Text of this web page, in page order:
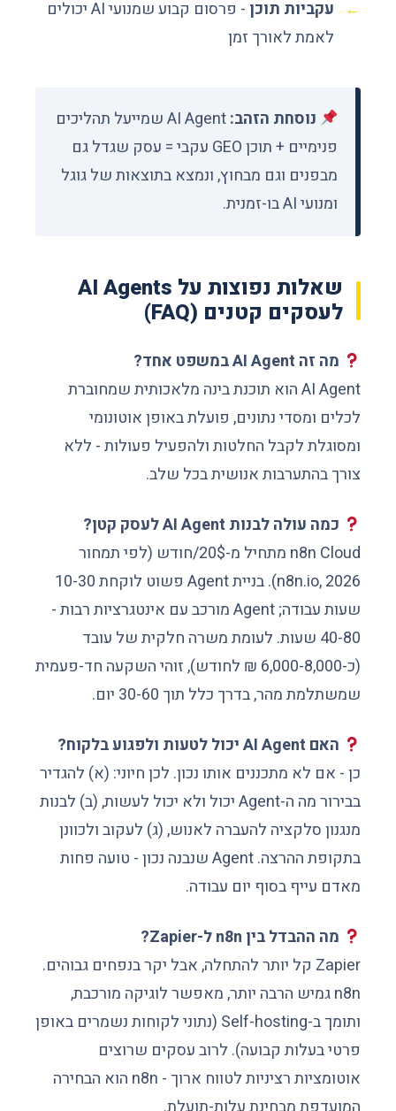
עקביות תוכן
- פרסום קבוע שמנועי AI יכולים
לאמת לאורך זמן
נוסחת הזהב:
AI Agent שמייעל תהליכים
פנימיים + תוכן GEO עקבי = עסק שגדל גם
מבפנים וגם מבחוץ, ונמצא בתוצאות של גוגל
ומנועי AI בו-זמנית.
שאלות נפוצות על AI Agents
לעסקים קטנים (FAQ)
מה זה AI Agent במשפט אחד?
AI Agent הוא תוכנת בינה מלאכותית שמחוברת
לכלים ומסדי נתונים, פועלת באופן אוטונומי
ומסוגלת לקבל החלטות ולהפעיל פעולות - ללא
צורך בהתערבות אנושית בכל שלב.
כמה עולה לבנות AI Agent לעסק קטן?
n8n Cloud מתחיל מ-20$/חודש (לפי תמחור
n8n.io, 2026). בניית Agent פשוט לוקחת 10-30
שעות עבודה; Agent מורכב עם אינטגרציות רבות -
40-80 שעות. לעומת משרה חלקית של עובד
(כ-6,000-8,000 ₪ לחודש), זוהי השקעה חד-פעמית
שמשתלמת מהר, בדרך כלל תוך 30-60 יום.
האם AI Agent יכול לטעות ולפגוע בלקוח?
כן - אם לא מתכננים אותו נכון. לכן חיוני: (א) להגדיר
בבירור מה ה-Agent יכול ולא יכול לעשות, (ב) לבנות
מנגנון סלקציה להעברה לאנוש, (ג) לעקוב ולכוונן
בתקופת ההרצה. Agent שנבנה נכון - טועה פחות
מאדם עייף בסוף יום עבודה.
מה ההבדל בין n8n ל-Zapier?
Zapier קל יותר להתחלה, אבל יקר בנפחים גבוהים.
n8n גמיש הרבה יותר, מאפשר לוגיקה מורכבת,
ותומך ב-Self-hosting (נתוני לקוחות נשמרים באופן
פרטי בעלות קבועה). לרוב עסקים שרוצים
אוטומציות רציניות לטווח ארוך - n8n הוא הבחירה